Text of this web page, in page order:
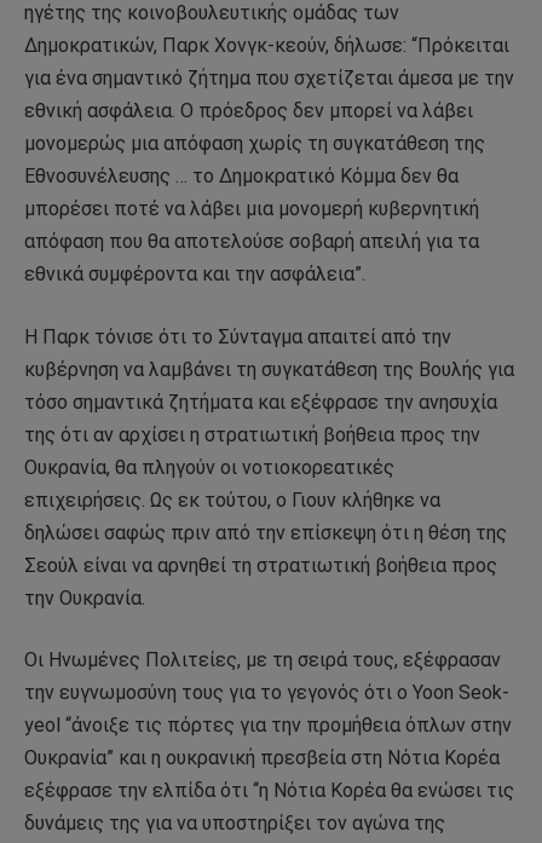
ηγέτης της κοινοβουλευτικής ομάδας των
Δημοκρατικών, Παρκ Χονγκ-κεούν, δήλωσε: “Πρόκειται
για ένα σημαντικό ζήτημα που σχετίζεται άμεσα με την
εθνική ασφάλεια. Ο πρόεδρος δεν μπορεί να λάβει
μονομερώς μια απόφαση χωρίς τη συγκατάθεση της
Εθνοσυνέλευσης … το Δημοκρατικό Κόμμα δεν θα
μπορέσει ποτέ να λάβει μια μονομερή κυβερνητική
απόφαση που θα αποτελούσε σοβαρή απειλή για τα
εθνικά συμφέροντα και την ασφάλεια”.
Η Παρκ τόνισε ότι το Σύνταγμα απαιτεί από την
κυβέρνηση να λαμβάνει τη συγκατάθεση της Βουλής για
τόσο σημαντικά ζητήματα και εξέφρασε την ανησυχία
της ότι αν αρχίσει η στρατιωτική βοήθεια προς την
Ουκρανία, θα πληγούν οι νοτιοκορεατικές
επιχειρήσεις. Ως εκ τούτου, ο Γιουν κλήθηκε να
δηλώσει σαφώς πριν από την επίσκεψη ότι η θέση της
Σεούλ είναι να αρνηθεί τη στρατιωτική βοήθεια προς
την Ουκρανία.
Οι Ηνωμένες Πολιτείες, με τη σειρά τους, εξέφρασαν
την ευγνωμοσύνη τους για το γεγονός ότι ο Yoon Seok-
yeol “άνοιξε τις πόρτες για την προμήθεια όπλων στην
Ουκρανία” και η ουκρανική πρεσβεία στη Νότια Κορέα
εξέφρασε την ελπίδα ότι “η Νότια Κορέα θα ενώσει τις
δυνάμεις της για να υποστηρίξει τον αγώνα της